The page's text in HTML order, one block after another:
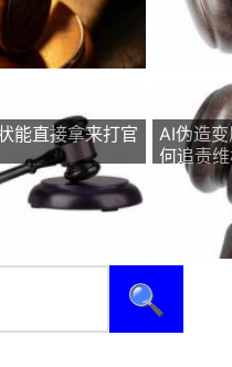
能直接拿来打官
AI伪造
何追责
🔍